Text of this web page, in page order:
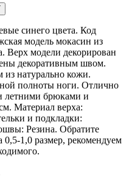
синего цвета. Код
модель мокасин из
Верх модели декорирован
декоративным швом.
из натурально кожи.
полноты ноги. Отлично
летними брюками и
Материал верха:
и подкладки:
Резина. Обратите
1,0 размер, рекомендуем